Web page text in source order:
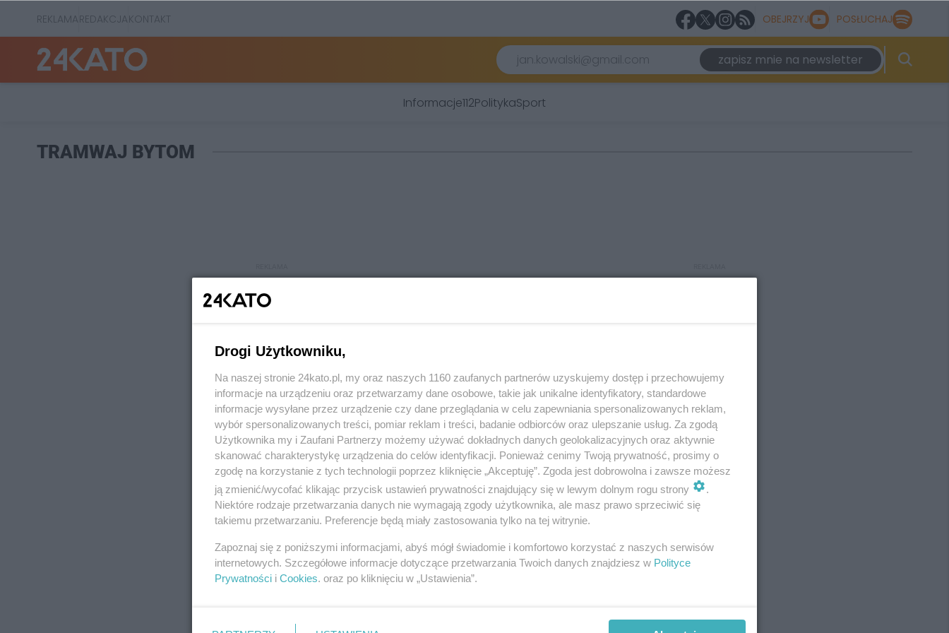
REKLAMAREDAKCJAKONTAKT OBEJRZYJ POSŁUCHAJ
zapisz mnie na newsletter
Informacje112PolitykaSport
TRAMWAJ BYTOM
REKLAMA REKLAMA
Drogi Użytkowniku,
Na naszej stronie 24kato.pl, my oraz naszych 1160 zaufanych partnerów uzyskujemy dostęp i przechowujemy
informacje na urządzeniu oraz przetwarzamy dane osobowe, takie jak unikalne identyfikatory, standardowe
informacje wysyłane przez urządzenie czy dane przeglądania w celu zapewniania spersonalizowanych reklam,
wybór spersonalizowanych treści, pomiar reklam i treści, badanie odbiorców oraz ulepszanie usług. Za zgodą
Użytkownika my i Zaufani Partnerzy możemy używać dokładnych danych geolokalizacyjnych oraz aktywnie
skanować charakterystykę urządzenia do celów identyfikacji. Ponieważ cenimy Twoją prywatność, prosimy o
zgodę na korzystanie z tych technologii poprzez kliknięcie „Akceptuję”. Zgoda jest dobrowolna i zawsze możesz
ją zmienić/wycofać klikając przycisk ustawień prywatności znajdujący się w lewym dolnym rogu strony
.
Niektóre rodzaje przetwarzania danych nie wymagają zgody użytkownika, ale masz prawo sprzeciwić się
takiemu przetwarzaniu. Preferencje będą miały zastosowania tylko na tej witrynie.
Zapoznaj się z poniższymi informacjami, abyś mógł świadomie i komfortowo korzystać z naszych serwisów
internetowych. Szczegółowe informacje dotyczące przetwarzania Twoich danych znajdziesz w Polityce
Prywatności i Cookies. oraz po kliknięciu w „Ustawienia”.